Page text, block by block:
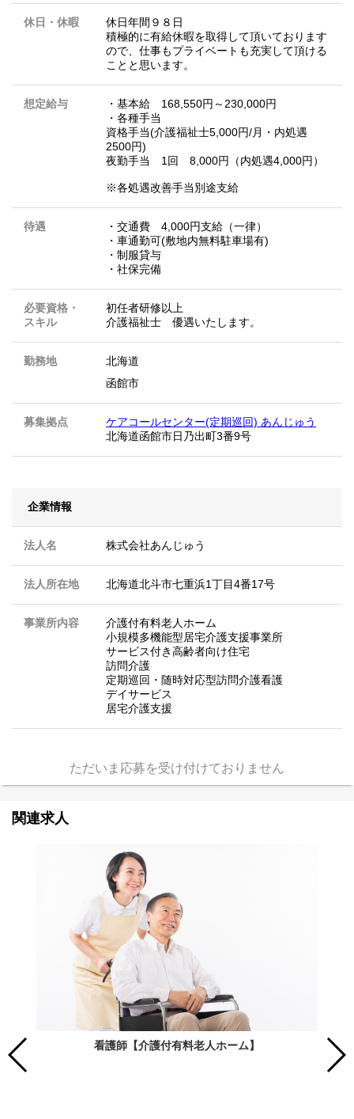
休日・休暇
休日年間９８日
積極的に有給休暇を取得して頂いております
ので、仕事もプライベートも充実して頂ける
ことと思います。
想定給与
・基本給 168,550円～230,000円
・各種手当
資格手当(介護福祉士5,000円/月・内処遇
2500円)
夜勤手当 1回 8,000円（内処遇4,000円）
※各処遇改善手当別途支給
待遇
・交通費 4,000円支給（一律）
・車通勤可(敷地内無料駐車場有)
・制服貸与
・社保完備
必要資格・
スキル
初任者研修以上
介護福祉士 優遇いたします。
勤務地
北海道
函館市
募集拠点
ケアコールセンター(定期巡回) あんじゅう
北海道函館市日乃出町3番9号
企業情報
法人名 株式会社あんじゅう
法人所在地 北海道北斗市七重浜1丁目4番17号
事業所内容
介護付有料老人ホーム
小規模多機能型居宅介護支援事業所
サービス付き高齢者向け住宅
訪問介護
定期巡回・随時対応型訪問介護看護
デイサービス
居宅介護支援
ただいま応募を受け付けておりません
関連求人
看護師【介護付有料老人ホーム】